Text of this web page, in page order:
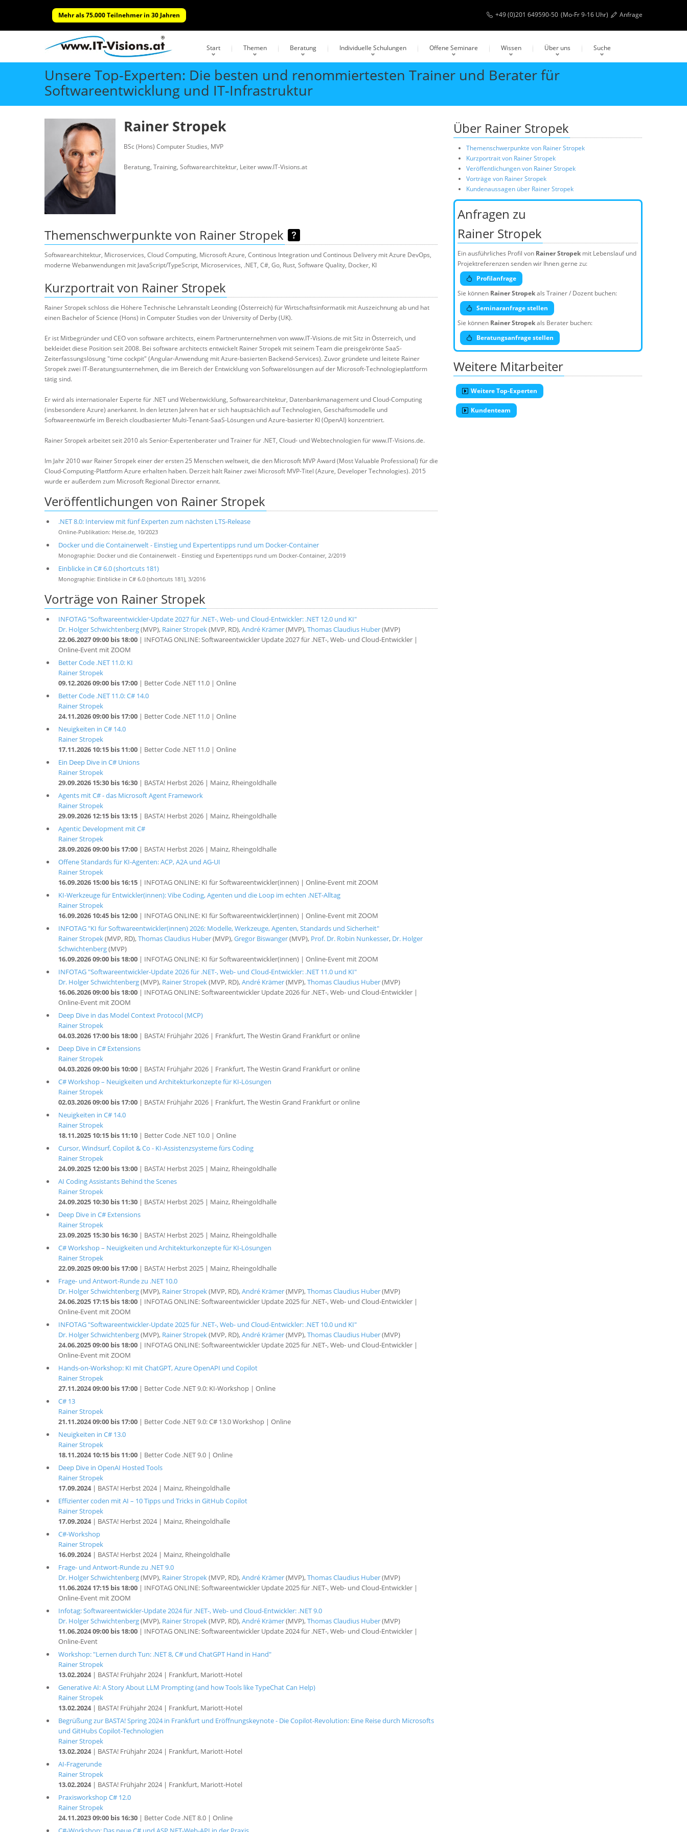
Mehr als 75.000 Teilnehmer in 30 Jahren +49 (0)201 649590-50 (Mo-Fr 9-16 Uhr) Anfrage
Start Themen Beratung Individuelle Schulungen Offene Seminare Wissen Über uns Suche
Unsere Top-Experten: Die besten und renommiertesten Trainer und Berater für
Softwareentwicklung und IT-Infrastruktur
Rainer Stropek
BSc (Hons) Computer Studies, MVP
Beratung, Training, Softwarearchitektur, Leiter www.IT-Visions.at
Themenschwerpunkte von Rainer Stropek
Softwarearchitektur, Microservices, Cloud Computing, Microsoft Azure, Continous Integration und Continous Delivery mit Azure DevOps,
moderne Webanwendungen mit JavaScript/TypeScript, Microservices, .NET, C#, Go, Rust, Software Quality, Docker, KI
Kurzportrait von Rainer Stropek
Rainer Stropek schloss die Höhere Technische Lehranstalt Leonding (Österreich) für Wirtschaftsinformatik mit Auszeichnung ab und hat
einen Bachelor of Science (Hons) in Computer Studies von der University of Derby (UK).
Er ist Mitbegründer und CEO von software architects, einem Partnerunternehmen von www.IT-Visions.de mit Sitz in Österreich, und
bekleidet diese Position seit 2008. Bei software architects entwickelt Rainer Stropek mit seinem Team die preisgekrönte SaaS-
Zeiterfassungslösung "time cockpit" (Angular-Anwendung mit Azure-basierten Backend-Services). Zuvor gründete und leitete Rainer
Stropek zwei IT-Beratungsunternehmen, die im Bereich der Entwicklung von Softwarelösungen auf der Microsoft-Technologieplattform
tätig sind.
Er wird als internationaler Experte für .NET und Webentwicklung, Softwarearchitektur, Datenbankmanagement und Cloud-Computing
(insbesondere Azure) anerkannt. In den letzten Jahren hat er sich hauptsächlich auf Technologien, Geschäftsmodelle und
Softwareentwürfe im Bereich cloudbasierter Multi-Tenant-SaaS-Lösungen und Azure-basierter KI (OpenAI) konzentriert.
Rainer Stropek arbeitet seit 2010 als Senior-Expertenberater und Trainer für .NET, Cloud- und Webtechnologien für www.IT-Visions.de.
Im Jahr 2010 war Rainer Stropek einer der ersten 25 Menschen weltweit, die den Microsoft MVP Award (Most Valuable Professional) für die
Cloud-Computing-Plattform Azure erhalten haben. Derzeit hält Rainer zwei Microsoft MVP-Titel (Azure, Developer Technologies). 2015
wurde er außerdem zum Microsoft Regional Director ernannt.
Veröffentlichungen von Rainer Stropek
.NET 8.0: Interview mit fünf Experten zum nächsten LTS-Release
Online-Publikation: Heise.de, 10/2023
Docker und die Containerwelt - Einstieg und Expertentipps rund um Docker-Container
Monographie: Docker und die Containerwelt - Einstieg und Expertentipps rund um Docker-Container, 2/2019
Einblicke in C# 6.0 (shortcuts 181)
Monographie: Einblicke in C# 6.0 (shortcuts 181), 3/2016
Vorträge von Rainer Stropek
INFOTAG "Softwareentwickler-Update 2027 für .NET-, Web- und Cloud-Entwickler: .NET 12.0 und KI"
Dr. Holger Schwichtenberg(MVP), Rainer Stropek(MVP, RD),André Krämer(MVP),Thomas Claudius Huber(MVP)
22.06.2027 09:00 bis 18:00| INFOTAG ONLINE: Softwareentwickler Update 2027 für .NET-, Web- und Cloud-Entwickler |
Online-Event mit ZOOM
Better Code .NET 11.0: KI
Rainer Stropek
09.12.2026 09:00 bis 17:00| Better Code .NET 11.0 | Online
Better Code .NET 11.0: C# 14.0
Rainer Stropek
24.11.2026 09:00 bis 17:00| Better Code .NET 11.0 | Online
Neuigkeiten in C# 14.0
Rainer Stropek
17.11.2026 10:15 bis 11:00| Better Code .NET 11.0 | Online
Ein Deep Dive in C# Unions
Rainer Stropek
29.09.2026 15:30 bis 16:30| BASTA! Herbst 2026 | Mainz, Rheingoldhalle
Agents mit C# - das Microsoft Agent Framework
Rainer Stropek
29.09.2026 12:15 bis 13:15| BASTA! Herbst 2026 | Mainz, Rheingoldhalle
Agentic Development mit C#
Rainer Stropek
28.09.2026 09:00 bis 17:00| BASTA! Herbst 2026 | Mainz, Rheingoldhalle
Offene Standards für KI-Agenten: ACP, A2A und AG-UI
Rainer Stropek
16.09.2026 15:00 bis 16:15| INFOTAG ONLINE: KI für Softwareentwickler(innen) | Online-Event mit ZOOM
KI-Werkzeuge für Entwickler(innen): Vibe Coding, Agenten und die Loop im echten .NET-Alltag
Rainer Stropek
16.09.2026 10:45 bis 12:00| INFOTAG ONLINE: KI für Softwareentwickler(innen) | Online-Event mit ZOOM
INFOTAG "KI für Softwareentwickler(innen) 2026: Modelle, Werkzeuge, Agenten, Standards und Sicherheit"
Rainer Stropek(MVP, RD),Thomas Claudius Huber(MVP),Gregor Biswanger(MVP), Prof. Dr. Robin Nunkesser, Dr. Holger
Schwichtenberg(MVP)
16.09.2026 09:00 bis 18:00| INFOTAG ONLINE: KI für Softwareentwickler(innen) | Online-Event mit ZOOM
INFOTAG "Softwareentwickler-Update 2026 für .NET-, Web- und Cloud-Entwickler: .NET 11.0 und KI"
Dr. Holger Schwichtenberg(MVP), Rainer Stropek(MVP, RD),André Krämer(MVP),Thomas Claudius Huber(MVP)
16.06.2026 09:00 bis 18:00| INFOTAG ONLINE: Softwareentwickler Update 2026 für .NET-, Web- und Cloud-Entwickler |
Online-Event mit ZOOM
Deep Dive in das Model Context Protocol (MCP)
Rainer Stropek
04.03.2026 17:00 bis 18:00| BASTA! Frühjahr 2026 | Frankfurt, The Westin Grand Frankfurt or online
Deep Dive in C# Extensions
Rainer Stropek
04.03.2026 09:00 bis 10:00| BASTA! Frühjahr 2026 | Frankfurt, The Westin Grand Frankfurt or online
C# Workshop – Neuigkeiten und Architekturkonzepte für KI-Lösungen
Rainer Stropek
02.03.2026 09:00 bis 17:00| BASTA! Frühjahr 2026 | Frankfurt, The Westin Grand Frankfurt or online
Neuigkeiten in C# 14.0
Rainer Stropek
18.11.2025 10:15 bis 11:10| Better Code .NET 10.0 | Online
Cursor, Windsurf, Copilot & Co - KI-Assistenzsysteme fürs Coding
Rainer Stropek
24.09.2025 12:00 bis 13:00| BASTA! Herbst 2025 | Mainz, Rheingoldhalle
AI Coding Assistants Behind the Scenes
Rainer Stropek
24.09.2025 10:30 bis 11:30| BASTA! Herbst 2025 | Mainz, Rheingoldhalle
Deep Dive in C# Extensions
Rainer Stropek
23.09.2025 15:30 bis 16:30| BASTA! Herbst 2025 | Mainz, Rheingoldhalle
C# Workshop – Neuigkeiten und Architekturkonzepte für KI-Lösungen
Rainer Stropek
22.09.2025 09:00 bis 17:00| BASTA! Herbst 2025 | Mainz, Rheingoldhalle
Frage- und Antwort-Runde zu .NET 10.0
Dr. Holger Schwichtenberg(MVP), Rainer Stropek(MVP, RD),André Krämer(MVP),Thomas Claudius Huber(MVP)
24.06.2025 17:15 bis 18:00| INFOTAG ONLINE: Softwareentwickler Update 2025 für .NET-, Web- und Cloud-Entwickler |
Online-Event mit ZOOM
INFOTAG "Softwareentwickler-Update 2025 für .NET-, Web- und Cloud-Entwickler: .NET 10.0 und KI"
Dr. Holger Schwichtenberg(MVP), Rainer Stropek(MVP, RD),André Krämer(MVP),Thomas Claudius Huber(MVP)
24.06.2025 09:00 bis 18:00| INFOTAG ONLINE: Softwareentwickler Update 2025 für .NET-, Web- und Cloud-Entwickler |
Online-Event mit ZOOM
Hands-on-Workshop: KI mit ChatGPT, Azure OpenAPI und Copilot
Rainer Stropek
27.11.2024 09:00 bis 17:00| Better Code .NET 9.0: KI-Workshop | Online
C# 13
Rainer Stropek
21.11.2024 09:00 bis 17:00| Better Code .NET 9.0: C# 13.0 Workshop | Online
Neuigkeiten in C# 13.0
Rainer Stropek
18.11.2024 10:15 bis 11:00| Better Code .NET 9.0 | Online
Deep Dive in OpenAI Hosted Tools
Rainer Stropek
17.09.2024| BASTA! Herbst 2024 | Mainz, Rheingoldhalle
Effizienter coden mit AI – 10 Tipps und Tricks in GitHub Copilot
Rainer Stropek
17.09.2024| BASTA! Herbst 2024 | Mainz, Rheingoldhalle
C#-Workshop
Rainer Stropek
16.09.2024| BASTA! Herbst 2024 | Mainz, Rheingoldhalle
Frage- und Antwort-Runde zu .NET 9.0
Dr. Holger Schwichtenberg(MVP), Rainer Stropek(MVP, RD),André Krämer(MVP),Thomas Claudius Huber(MVP)
11.06.2024 17:15 bis 18:00| INFOTAG ONLINE: Softwareentwickler Update 2025 für .NET-, Web- und Cloud-Entwickler |
Online-Event mit ZOOM
Infotag: Softwareentwickler-Update 2024 für .NET-, Web- und Cloud-Entwickler: .NET 9.0
Dr. Holger Schwichtenberg(MVP), Rainer Stropek(MVP, RD),André Krämer(MVP),Thomas Claudius Huber(MVP)
11.06.2024 09:00 bis 18:00| INFOTAG ONLINE: Softwareentwickler Update 2024 für .NET-, Web- und Cloud-Entwickler |
Online-Event
Workshop: "Lernen durch Tun: .NET 8, C# und ChatGPT Hand in Hand"
Rainer Stropek
13.02.2024| BASTA! Frühjahr 2024 | Frankfurt, Mariott-Hotel
Generative AI: A Story About LLM Prompting (and how Tools like TypeChat Can Help)
Rainer Stropek
13.02.2024| BASTA! Frühjahr 2024 | Frankfurt, Mariott-Hotel
Begrüßung zur BASTA! Spring 2024 in Frankfurt und Eröffnungskeynote - Die Copilot-Revolution: Eine Reise durch Microsofts
und GitHubs Copilot-Technologien
Rainer Stropek
13.02.2024| BASTA! Frühjahr 2024 | Frankfurt, Mariott-Hotel
AI-Fragerunde
Rainer Stropek
13.02.2024| BASTA! Frühjahr 2024 | Frankfurt, Mariott-Hotel
Praxisworkshop C# 12.0
Rainer Stropek
24.11.2023 09:00 bis 16:30| Better Code .NET 8.0 | Online
Über Rainer Stropek
Themenschwerpunkte von Rainer Stropek
Kurzportrait von Rainer Stropek
Veröffentlichungen von Rainer Stropek
Vorträge von Rainer Stropek
Kundenaussagen über Rainer Stropek
Anfragen zu
Rainer Stropek
Ein ausführliches Profil von Rainer Stropek mit Lebenslauf und
Projektreferenzen senden wir Ihnen gerne zu:
Profilanfrage
Sie können Rainer Stropekals Trainer / Dozent buchen:
Seminaranfrage stellen
Sie können Rainer Stropekals Berater buchen:
Beratungsanfrage stellen
Weitere Mitarbeiter
Weitere Top-Experten
Kundenteam